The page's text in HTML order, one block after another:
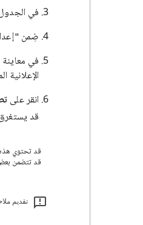
في الجدول
ضِمن
في معاينة
الإعلانية
انقر على
قد
قد تتضمن
تقديم